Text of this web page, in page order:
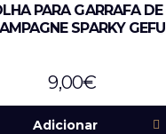
PARA GARRAFA DE
SPARKY GEFU
9,00€
Adicionar